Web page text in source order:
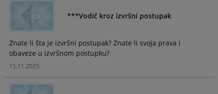
forward
interact
the
calendar
and
select
to
the
calendar
select
***Vodič kroz izvršni postupak
Znate li šta je izvršni postupak? Znate li svoja prava i
obaveze u izvršnom postupku?
15.11.2025.